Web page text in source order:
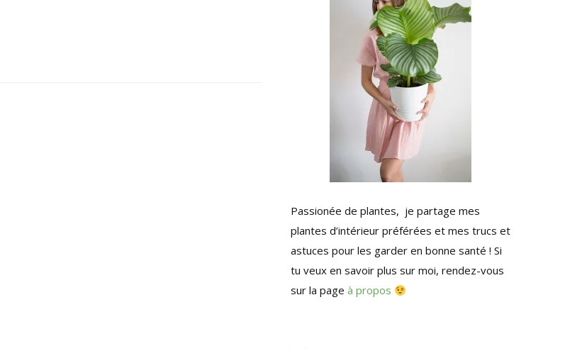
Passionée de plantes, je partage mes
plantes d’intérieur préférées et mes trucs et
astuces pour les garder en bonne santé ! Si
tu veux en savoir plus sur moi, rendez-vous
sur la page à propos